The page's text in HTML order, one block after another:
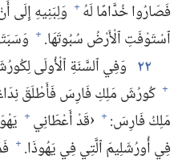
فَصَارُوا خُدَّامًا لَهُ + وَلِبَنِيهِ
ٱسْتَوْفَتِ ٱلْأَرْضُ سُبُوتَهَا.‏ +
٢٢ وَفِي ٱلسَّنَةِ ٱلْأُولَى
+ كُورُشَ مَلِكِ فَارِسَ فَأَطْلَقَ نِدَاءً
مَلِكُ فَارِسَ:‏ + ‹قَدْ أَعْطَانِي +
فِي أُورُشَلِيمَ ٱلَّتِي فِي يَهُوذَا.‏ +